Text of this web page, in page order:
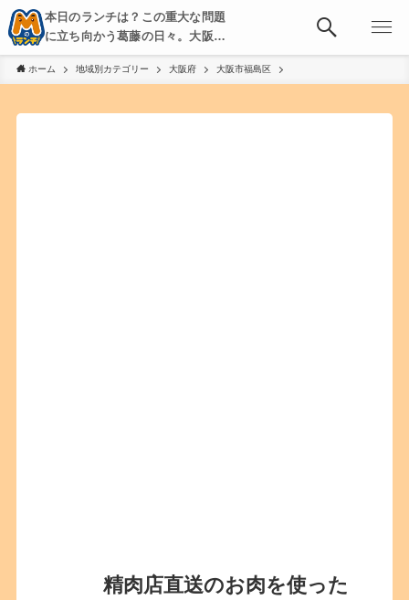
本日のランチは？この重大な問題
に立ち向かう葛藤の日々。大阪・
京都・神戸を中心とした食べ歩
き、飲み歩きを綴る。
ホーム 地域別カテゴリー 大阪府 大阪市福島区
精肉店直送のお肉を使った